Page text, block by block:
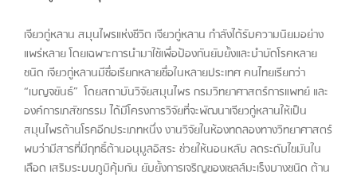
เจียวกู่หลาน สมุนไพรแห่งชีวิต เจียวกู่หลาน กำลังได้รับความนิยมอย่าง
แพร่หลาย โดยเฉพาะการนำมาใช้เพื่อป้องกันยับยั้งและบำบัดโรคหลาย
ชนิด เจียวกู่หลานมีชื่อเรียกหลายชื่อในหลายประเทศ คนไทยเรียกว่า
“เบญจขันธ์” โดยสถาบันวิจัยสมุนไพร กรมวิทยาศาสตร์การแพทย์ และ
องค์การเภสัชกรรม ได้มีโครงการวิจัยที่จะพัฒนาเจียวกู่หลานให้เป็น
สมุนไพรต้านโรคอีกประเภทหนึ่ง งานวิจัยในห้องทดลองทางวิทยาศาสตร์
พบว่ามีสารที่มีฤทธิ์ต้านอนุมูลอิสระ ช่วยให้นอนหลับ ลดระดับไขมันใน
เลือด เสริมระบบภูมิคุ้มกัน ยับยั้งการเจริญของเซลล์มะเร็งบางชนิด ต้าน